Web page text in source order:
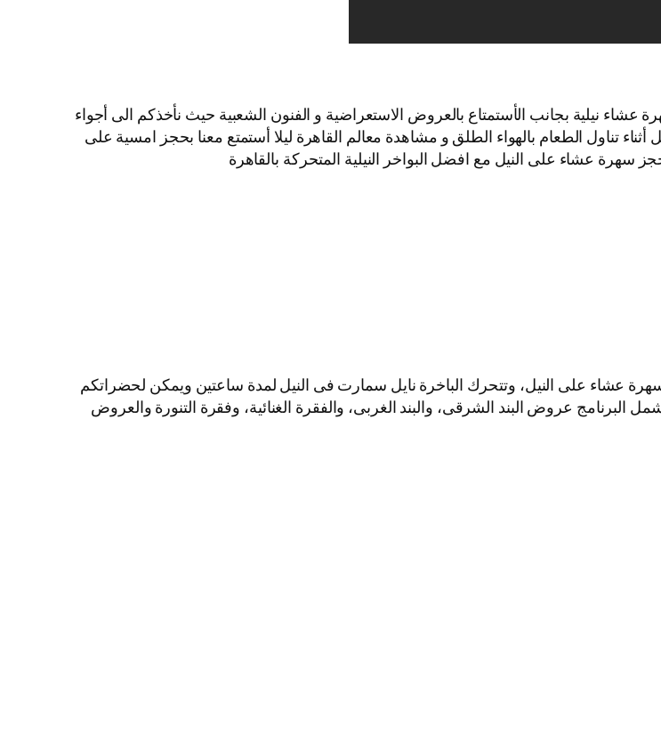
عشاء نيلية بجانب الأستمتاع بالعروض الاستعراضية و الفنون الشعبية حيث نأخذكم الى أجواء
تناول الطعام بالهواء الطلق و مشاهدة معالم القاهرة ليلا أستمتع معنا بحجز امسية على
سهرة عشاء على النيل مع افضل البواخر النيلية المتحركة بالقاهرة
عشاء على النيل، وتتحرك الباخرة نايل سمارت فى النيل لمدة ساعتين ويمكن لحضراتكم
البرنامج عروض البند الشرقى، والبند الغربى، والفقرة الغنائية، وفقرة التنورة والعروض